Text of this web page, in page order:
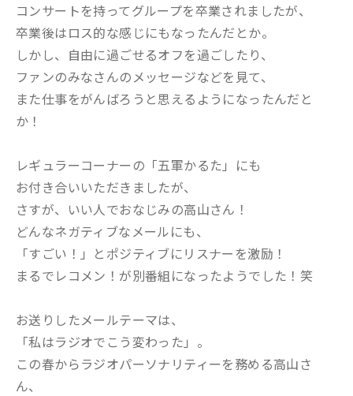
コンサートを持ってグループを卒業されましたが、
卒業後はロス的な感じにもなったんだとか。
しかし、自由に過ごせるオフを過ごしたり、
ファンのみなさんのメッセージなどを見て、
また仕事をがんばろうと思えるようになったんだと
か！
レギュラーコーナーの「五軍かるた」にも
お付き合いいただきましたが、
さすが、いい人でおなじみの高山さん！
どんなネガティブなメールにも、
「すごい！」とポジティブにリスナーを激励！
まるでレコメン！が別番組になったようでした！笑
お送りしたメールテーマは、
「私はラジオでこう変わった」。
この春からラジオパーソナリティーを務める高山さ
ん、